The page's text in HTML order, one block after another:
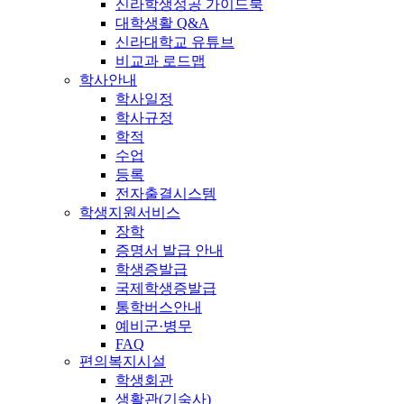
신라학생성공 가이드북
대학생활 Q&A
신라대학교 유튜브
비교과 로드맵
학사안내
학사일정
학사규정
학적
수업
등록
전자출결시스템
학생지원서비스
장학
증명서 발급 안내
학생증발급
국제학생증발급
통학버스안내
예비군·병무
FAQ
편의복지시설
학생회관
생활관(기숙사)